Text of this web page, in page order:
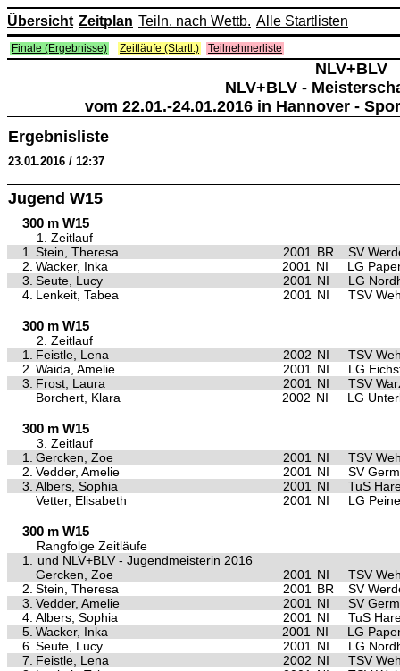
Übersicht Zeitplan Teiln. nach Wettb. Alle Startlisten
Finale (Ergebnisse) Zeitläufe (Startl.) Teilnehmerliste
NLV+BLV
NLV+BLV -
vom 22.01.-24.01.2016 in Hannover -
Ergebnisliste
23.01.2016 / 12:37
Jugend W15
300 m W15
1. Zeitlauf
1.
Stein, Theresa 2001 BR
SV
2. Wacker, Inka 2001 NI
LG
3. Seute, Lucy 2001 NI
LG
4. Lenkeit, Tabea 2001 NI TSV
300 m W15
2. Zeitlauf
1.
Feistle, Lena 2002 NI
TSV
2. Waida, Amelie 2001 NI
LG
3. Frost, Laura 2001 NI
TSV
Borchert, Klara
2002 NI LG
300 m W15
3. Zeitlauf
1.
Gercken, Zoe 2001 NI
TSV
2. Vedder, Amelie 2001 NI
SV
3. Albers, Sophia 2001 NI
TuS
Vetter, Elisabeth
2001 NI LG
300 m W15
Rangfolge Zeitläufe
1.
und NLV+BLV - Jugendmeisterin 2016
Gercken, Zoe
2001 NI
TSV
2. Stein, Theresa 2001 BR
SV
3. Vedder, Amelie 2001 NI
SV
4. Albers, Sophia 2001 NI
TuS
5. Wacker, Inka 2001 NI
LG
6. Seute, Lucy 2001 NI
LG
7. Feistle, Lena 2002 NI
TSV